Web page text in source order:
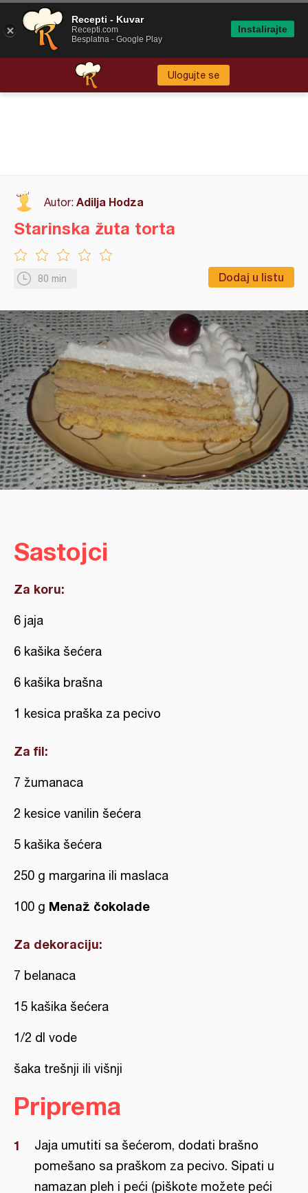
Ulogujte se
Autor: Adilja Hodza
80 min Dodaj u listu
Starinska žuta torta
Sastojci
Za koru:
6 jaja
6 kašika šećera
6 kašika brašna
1 kesica praška za pecivo
Za fil:
7 žumanaca
2 kesice vanilin šećera
5 kašika šećera
250 g margarina ili maslaca
100 g Menaž čokolade
Za dekoraciju:
7 belanaca
15 kašika šećera
1/2 dl vode
šaka trešnji ili višnji
Priprema
Jaja umutiti sa šećerom, dodati brašno
pomešano sa praškom za pecivo. Sipati u
namazan pleh i peći (piškote možete peći
Recepti - Kuvar
Recepti.com
Besplatna - Google Play
Instalirajte